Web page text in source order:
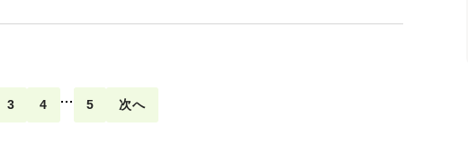
3 4 ... 5 次へ